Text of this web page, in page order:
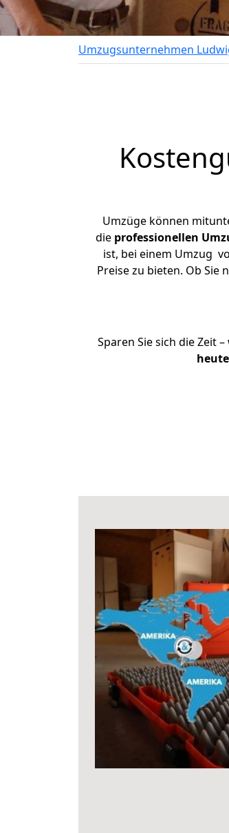
Umzugsunternehmen
Umzüge können
die professionellen
ist, bei einem Umzug
Preise zu bieten. Ob Sie
Sparen Sie sich die Zeit
heute